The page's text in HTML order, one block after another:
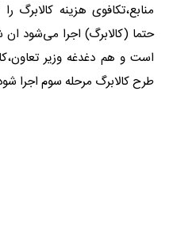
منابع،‌تکافوی هزینه
حتما (کالابرگ) اجرا می‌شود ان
است و هم دغدغه وزیر
طرح کالابرگ مرحله سوم اجرا